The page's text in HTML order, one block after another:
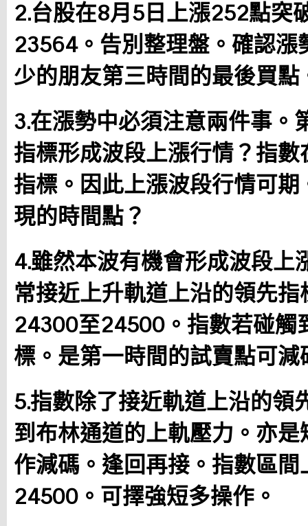
2.台股在8月5日上漲252點突
23564。告別整理盤。確認漲
少的朋友第三時間的最後買點
3.在漲勢中必須注意兩件事。
指標形成波段上漲行情？指
指標。因此上漲波段行情可
現的時間點？
4.雖然本波有機會形成波段上
常接近上升軌道上沿的領先
24300至24500。指數若碰觸
標。是第一時間的試賣點可減
5.指數除了接近軌道上沿的領
到布林通道的上軌壓力。亦
作減碼。逢回再接。指數區
24500。可擇強短多操作。